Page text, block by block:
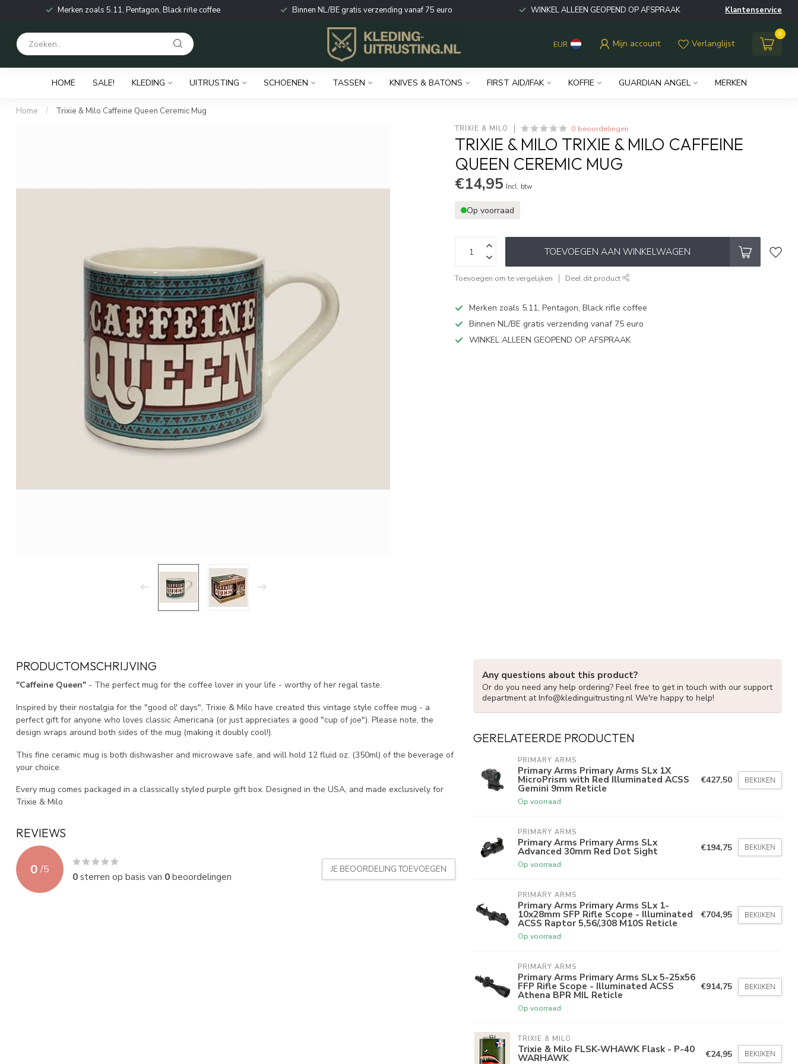
Merken zoals 5.11, Pentagon, Black rifle coffee Binnen NL/BE gratis verzending vanaf 75 euro WINKEL ALLEEN GEOPEND OP AFSPRAAK Klantenservice
EUR Mijn account Verlanglijst
0
HOME SALE! KLEDING UITRUSTING SCHOENEN TASSEN KNIVES & BATONS FIRST AID/IFAK KOFFIE GUARDIAN ANGEL MERKEN
Home / Trixie & Milo Caffeine Queen Ceremic Mug
TRIXIE & MILO 0 beoordelingen
TRIXIE & MILO TRIXIE & MILO CAFFEINE
QUEEN CEREMIC MUG
€14,95 Incl. btw
Op voorraad
TOEVOEGEN AAN WINKELWAGEN
Toevoegen om te vergelijken Deel dit product
Merken zoals 5.11, Pentagon, Black rifle coffee
Binnen NL/BE gratis verzending vanaf 75 euro
WINKEL ALLEEN GEOPEND OP AFSPRAAK
PRODUCTOMSCHRIJVING
"Caffeine Queen" - The perfect mug for the coffee lover in your life - worthy of her regal taste.
Inspired by their nostalgia for the "good ol' days", Trixie & Milo have created this vintage style coffee mug - a
perfect gift for anyone who loves classic Americana (or just appreciates a good "cup of joe"). Please note, the
design wraps around both sides of the mug (making it doubly cool!).
This fine ceramic mug is both dishwasher and microwave safe, and will hold 12 fluid oz. (350ml) of the beverage of
your choice.
Every mug comes packaged in a classically styled purple gift box. Designed in the USA, and made exclusively for
Trixie & Milo
REVIEWS
0 /5
0sterren op basis van 0beoordelingen
JE BEOORDELING TOEVOEGEN
Any questions about this product?
Or do you need any help ordering? Feel free to get in touch with our support
department atInfo@kledinguitrusting.nl We're happy to help!
GERELATEERDE PRODUCTEN
PRIMARY ARMS
Primary Arms Primary Arms SLx 1X
MicroPrism with Red Illuminated ACSS
Gemini 9mm Reticle
Op voorraad
€427,50 BEKIJKEN
PRIMARY ARMS
Primary Arms Primary Arms SLx
Advanced 30mm Red Dot Sight
Op voorraad
€194,75 BEKIJKEN
PRIMARY ARMS
Primary Arms Primary Arms SLx 1-
10x28mm SFP Rifle Scope - Illuminated
ACSS Raptor 5,56/,308 M10S Reticle
Op voorraad
€704,95 BEKIJKEN
PRIMARY ARMS
Primary Arms Primary Arms SLx 5-25x56
FFP Rifle Scope - Illuminated ACSS
Athena BPR MIL Reticle
Op voorraad
€914,75 BEKIJKEN
TRIXIE & MILO
Trixie & Milo FLSK-WHAWK Flask - P-40
WARHAWK €24,95 BEKIJKEN